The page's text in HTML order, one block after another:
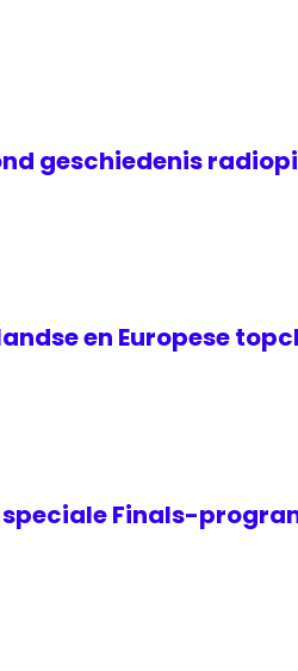
geschiedenis
en Europese
Finals-